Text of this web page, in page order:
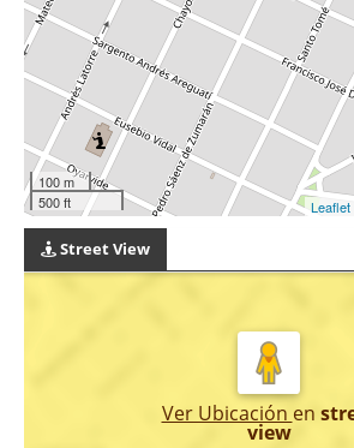
100 m
500 ft
Leaflet
Street View
Ver Ubicación en
view